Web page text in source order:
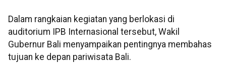
Dalam rangkaian kegiatan yang berlokasi di
auditorium IPB Internasional tersebut, Wakil
Gubernur Bali menyampaikan pentingnya membahas
tujuan ke depan pariwisata Bali.